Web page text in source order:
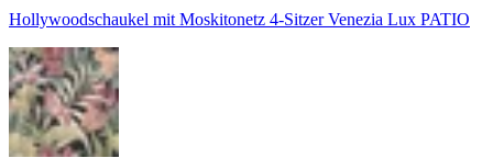
Hollywoodschaukel mit Moskitonetz 4-Sitzer Venezia Lux PATIO